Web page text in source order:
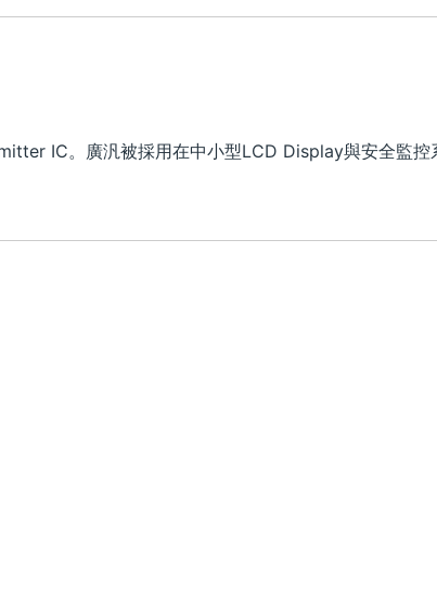
IC。廣汎被採用在中小型LCD Display與安全監控